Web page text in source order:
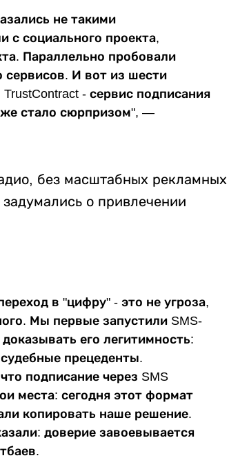
не такими
с социального проекта,
Параллельно пробовали
сервисов. И вот из шести
- сервис подписания
стало сюрпризом", —
без масштабных рекламных
о привлечении
в "цифру" - это не угроза,
Мы первые запустили SMS-
его легитимность:
прецеденты.
подписание через SMS
места: сегодня этот формат
копировать наше решение.
доверие завоевывается